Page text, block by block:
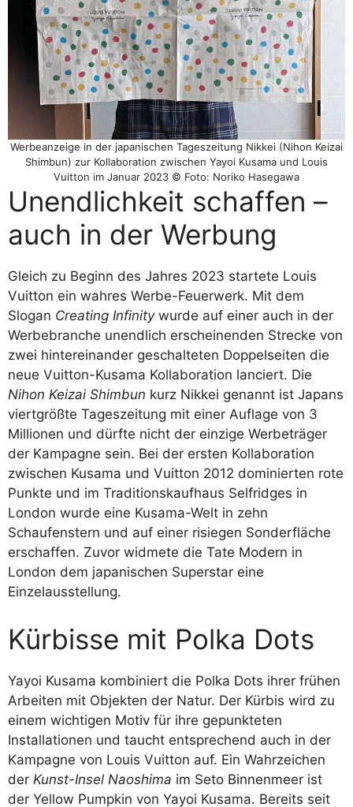
Werbeanzeige in der japanischen Tageszeitung Nikkei (Nihon Keizai
Shimbun) zur Kollaboration zwischen Yayoi Kusama und Louis
Vuitton im Januar 2023 © Foto: Noriko Hasegawa
Unendlichkeit schaffen –
auch in der Werbung
Gleich zu Beginn des Jahres 2023 startete Louis
Vuitton ein wahres Werbe-Feuerwerk. Mit dem
Slogan Creating Infinitywurde auf einer auch in der
Werbebranche unendlich erscheinenden Strecke von
zwei hintereinander geschalteten Doppelseiten die
neue Vuitton-Kusama Kollaboration lanciert. Die
Nihon Keizai Shimbun kurz Nikkei genannt ist Japans
viertgrößte Tageszeitung mit einer Auflage von 3
Millionen und dürfte nicht der einzige Werbeträger
der Kampagne sein. Bei der ersten Kollaboration
zwischen Kusama und Vuitton 2012 dominierten rote
Punkte und im Traditionskaufhaus Selfridges in
London wurde eine Kusama-Welt in zehn
Schaufenstern und auf einer risiegen Sonderfläche
erschaffen. Zuvor widmete die Tate Modern in
London dem japanischen Superstar eine
Einzelausstellung.
Kürbisse mit Polka Dots
Yayoi Kusama kombiniert die Polka Dots ihrer frühen
Arbeiten mit Objekten der Natur. Der Kürbis wird zu
einem wichtigen Motiv für ihre gepunkteten
Installationen und taucht entsprechend auch in der
Kampagne von Louis Vuitton auf. Ein Wahrzeichen
der Kunst-Insel Naoshima im Seto Binnenmeer ist
der Yellow Pumpkin von Yayoi Kusama. Bereits seit